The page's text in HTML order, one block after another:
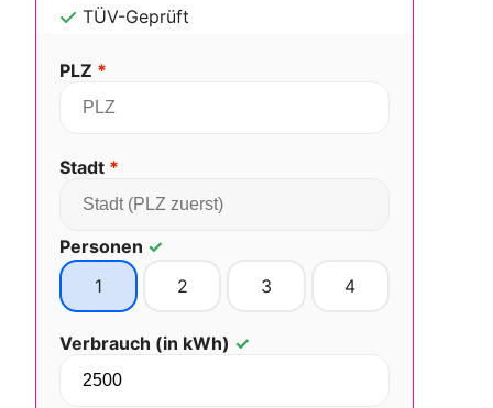
TÜV-Geprüft
PLZ *
Stadt*
Personen ✓
1
2 3 4
Verbrauch (in kWh) ✓